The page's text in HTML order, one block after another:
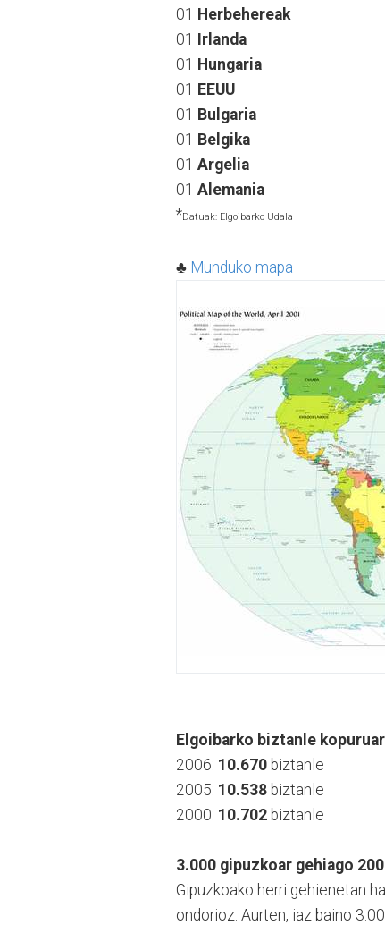
01 Herbehereak
01
Irlanda
01 Hungaria
01 EEUU
01 Bulgaria
01 Belgika
01 Argelia
01 Alemania
*Datuak: Elgoibarko Udala
♣ Munduko mapa
Elgoibarko biztanle
2006: 10.670 biztanle
2005: 10.538 biztanle
2000: 10.702 biztanle
3.000 gipuzkoar gehiago
Gipuzkoako herri gehienetan
ondorioz. Aurten, iaz baino